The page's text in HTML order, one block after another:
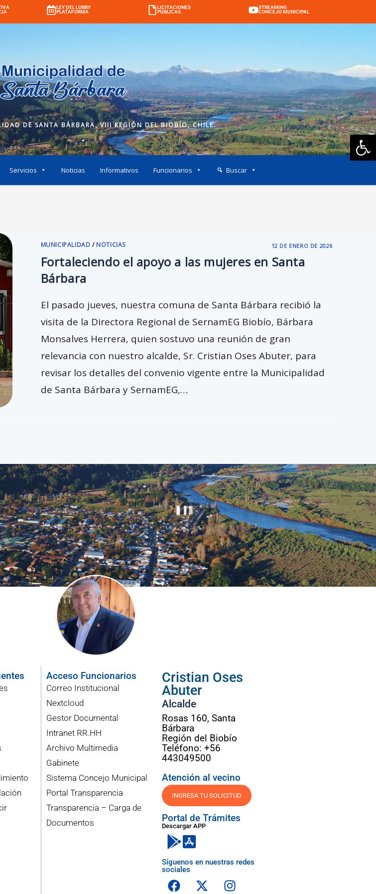
LEY DEL LOBBY
PLATAFORMA
LICITACIONES
PÚBLICAS
STREAMING
CONCEJO MUNICIPAL
DE SANTA BÁRBARA, VIII REGIÓN DEL BIOBÍO, CHILE.
Servicios Noticias Informativos Funcionarios Buscar
MUNICIPALIDAD / NOTICIAS
Fortaleciendo el apoyo a las mujeres en Santa
Bárbara
El pasado jueves, nuestra comuna de Santa Bárbara recibió la
visita de la Directora Regional de SernamEG Biobío, Bárbara
Monsalves Herrera, quien sostuvo una reunión de gran
relevancia con nuestro alcalde, Sr. Cristian Oses Abuter, para
revisar los detalles del convenio vigente entre la Municipalidad
de Santa Bárbara y SernamEG,…
12 DE ENERO DE 2026
Acceso Funcionarios
Correo Institucional
Nextcloud
Gestor Documental
Intranet RR.HH
Archivo Multimedia
Gabinete
Sistema Concejo Municipal
Portal Transparencia
Transparencia – Carga de
Documentos
Cristian Oses
Abuter
Alcalde
Rosas 160, Santa
Bárbara
Región del Biobío
Teléfono: +56
443049500
Atención al vecino
INGRESA TU SOLICITUD
Portal de Trámites
Descargar APP
Síguenos en nuestras redes
sociales